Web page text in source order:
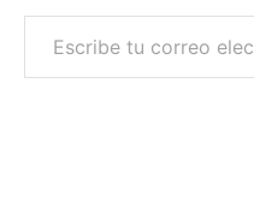
Escribe tu correo electrónico…